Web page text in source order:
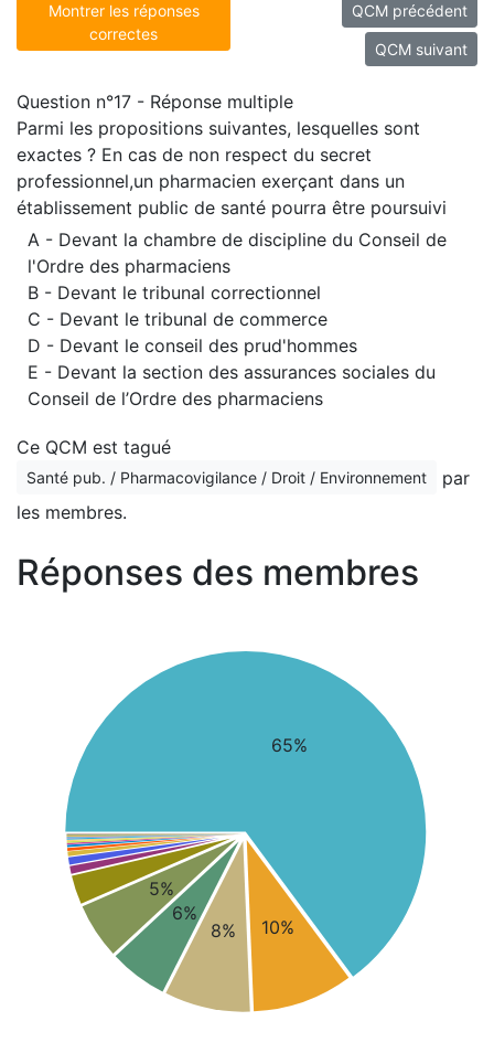
Montrer les réponses
correctes
QCM précédent
QCM suivant
Question n°17 - Réponse multiple
Parmi les propositions suivantes, lesquelles sont
exactes ? En cas de non respect du secret
professionnel,un pharmacien exerçant dans un
établissement public de santé pourra être poursuivi
A - Devant la chambre de discipline du Conseil de
l'Ordre des pharmaciens
B - Devant le tribunal correctionnel
C - Devant le tribunal de commerce
D - Devant le conseil des prud'hommes
E - Devant la section des assurances sociales du
Conseil de l’Ordre des pharmaciens
Ce QCM est tagué
Santé pub. / Pharmacovigilance / Droit / Environnement
par
les membres.
Réponses des membres
65%
10%
8%
6%
5%